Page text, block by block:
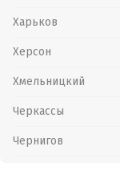
Харьков
Херсон
Хмельницкий
Черкассы
Чернигов